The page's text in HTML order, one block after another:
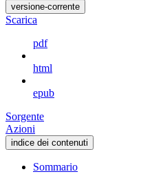
versione-corrente
Scarica
pdf
html
epub
Sorgente
Azioni
indice dei contenuti
Sommario